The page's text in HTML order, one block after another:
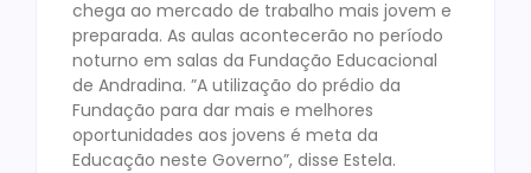
chega ao mercado de trabalho mais jovem e
preparada. As aulas acontecerão no período
noturno em salas da Fundação Educacional
de Andradina. ”A utilização do prédio da
Fundação para dar mais e melhores
oportunidades aos jovens é meta da
Educação neste Governo”, disse Estela.